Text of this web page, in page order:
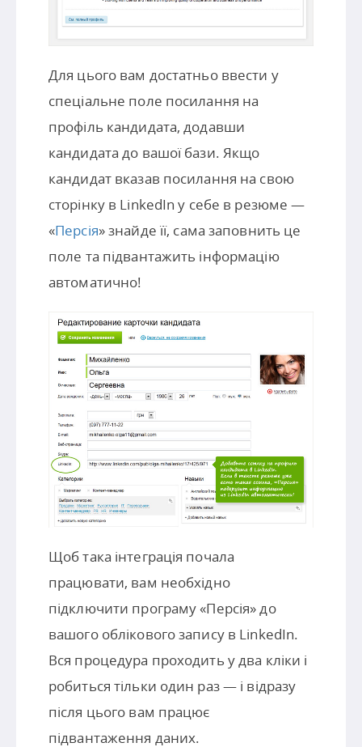
Для цього вам достатньо ввести у
спеціальне поле посилання на
профіль кандидата, додавши
кандидата до вашої бази. Якщо
кандидат вказав посилання на свою
сторінку в LinkedIn у себе в резюме —
«Персія» знайде її, сама заповнить це
поле та підвантажить інформацію
автоматично!
Щоб така інтеграція почала
працювати, вам необхідно
підключити програму «Персія» до
вашого облікового запису в LinkedIn.
Вся процедура проходить у два кліки і
робиться тільки один раз — і відразу
після цього вам працює
підвантаження даних.